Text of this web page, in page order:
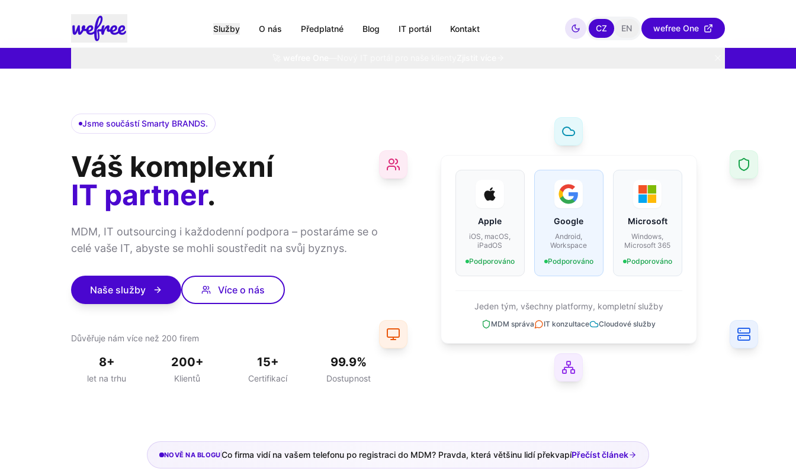
Služby O nás Předplatné Blog IT portál Kontakt CZ EN wefree One
Jsme součástí Smarty BRANDS.
Váš komplexní
IT partner.
MDM, IT outsourcing i každodenní podpora – postaráme se o
celé vaše IT, abyste se mohli soustředit na svůj byznys.
Naše služby Více o nás
Důvěřuje nám více než 200 firem
8+
let na trhu
200+
Klientů
15+
Certifikací
99.9%
Dostupnost
Apple
iOS, macOS,
iPadOS
Podporováno
Google
Android,
Workspace
Podporováno
Microsoft
Windows,
Microsoft 365
Podporováno
Jeden tým, všechny platformy, kompletní služby
MDM správa IT konzultace Cloudové služby
NOVĚ NA BLOGUCo firma vidí na vašem telefonu po registraci do MDM? Pravda, která většinu lidí překvapíPřečíst článek